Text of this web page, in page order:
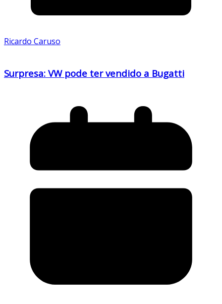
Ricardo Caruso
Surpresa: VW pode ter vendido a Bugatti